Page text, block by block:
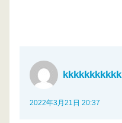
2022年3月21日 20:37